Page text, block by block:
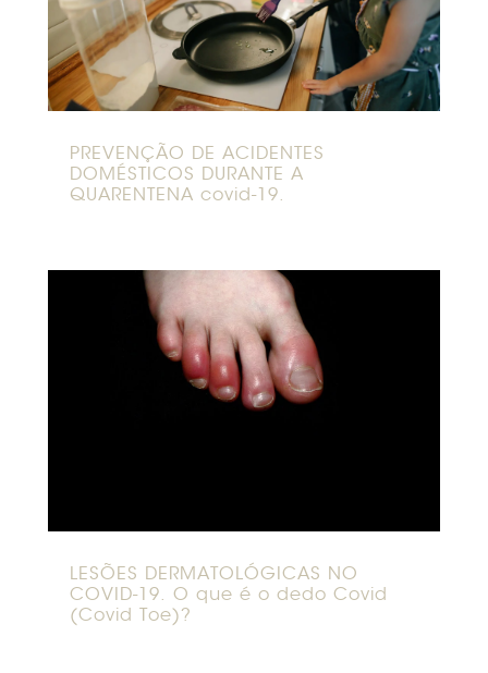
PREVENÇÃO DE ACIDENTES
DOMÉSTICOS DURANTE A
QUARENTENA covid-19.
LESÕES DERMATOLÓGICAS NO
COVID-19. O que é o dedo Covid
(Covid Toe)?